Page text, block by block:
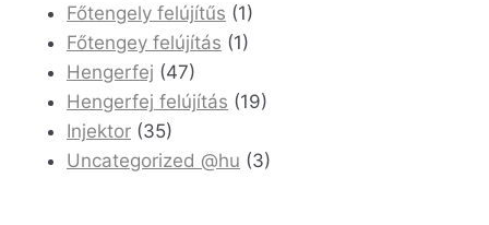
Főtengely felújítűs (1)
Főtengey felújítás (1)
Hengerfej (47)
Hengerfej felújítás (19)
Injektor (35)
Uncategorized @hu (3)